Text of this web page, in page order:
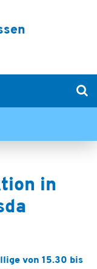
in
von 15.30 bis